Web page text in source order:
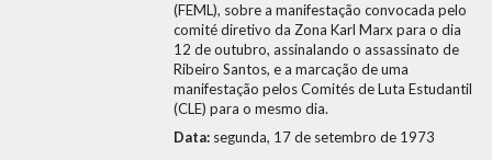
(FEML), sobre a manifestação convocada pelo
comité diretivo da Zona Karl Marx para o dia
12 de outubro, assinalando o assassinato de
Ribeiro Santos, e a marcação de uma
manifestação pelos Comités de Luta Estudantil
(CLE) para o mesmo dia.
Data: segunda, 17 de setembro de 1973